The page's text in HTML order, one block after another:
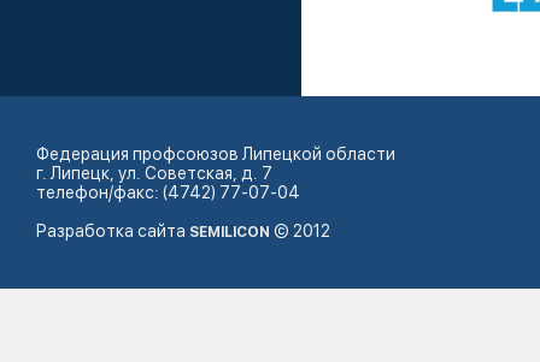
Федерация профсоюзов Липецкой области
г. Липецк, ул. Советская, д. 7
телефон/факс: (4742) 77-07-04
Разработка сайта SEMILICON © 2012